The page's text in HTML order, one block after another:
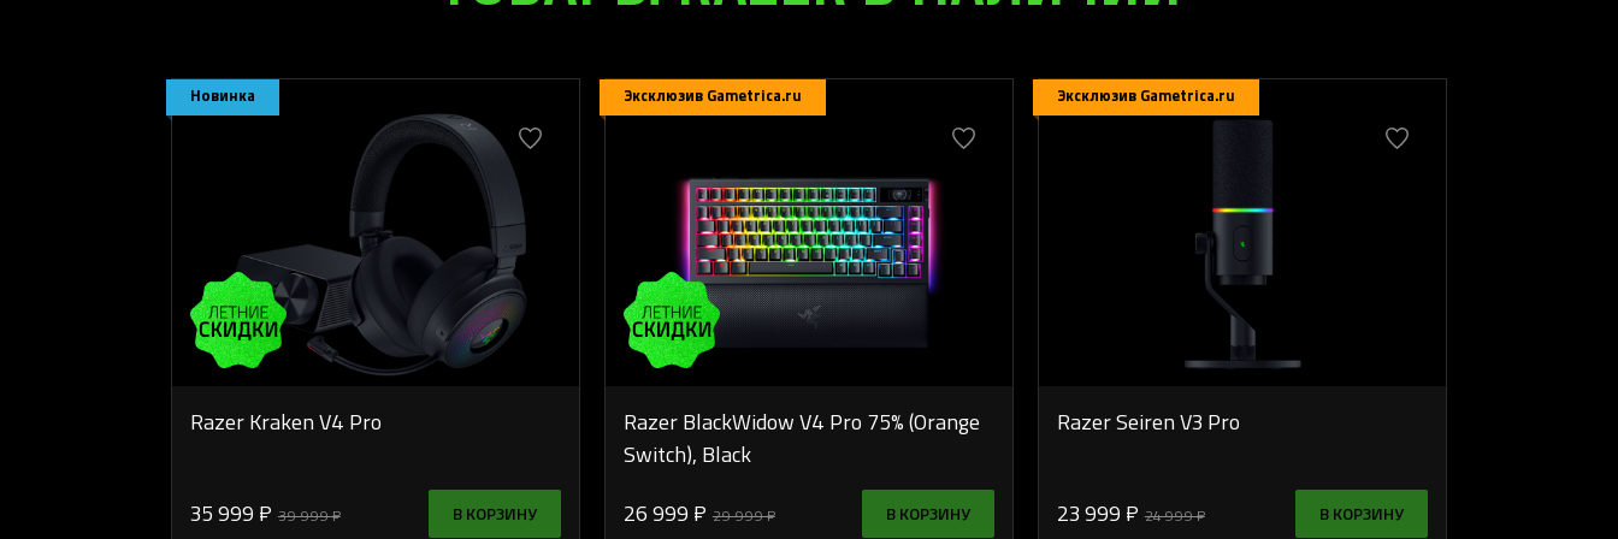
Новинка
Razer Kraken V4 Pro
35 999 ₽ 39 999 ₽ В КОРЗИНУ
Эксклюзив Gametrica.ru
Razer BlackWidow V4 Pro 75% (Orange
Switch), Black
26 999 ₽ 29 999 ₽ В КОРЗИНУ
Эксклюзив Gametrica.ru
Razer Seiren V3 Pro
23 999 ₽ 24 999 ₽ В КОРЗИНУ